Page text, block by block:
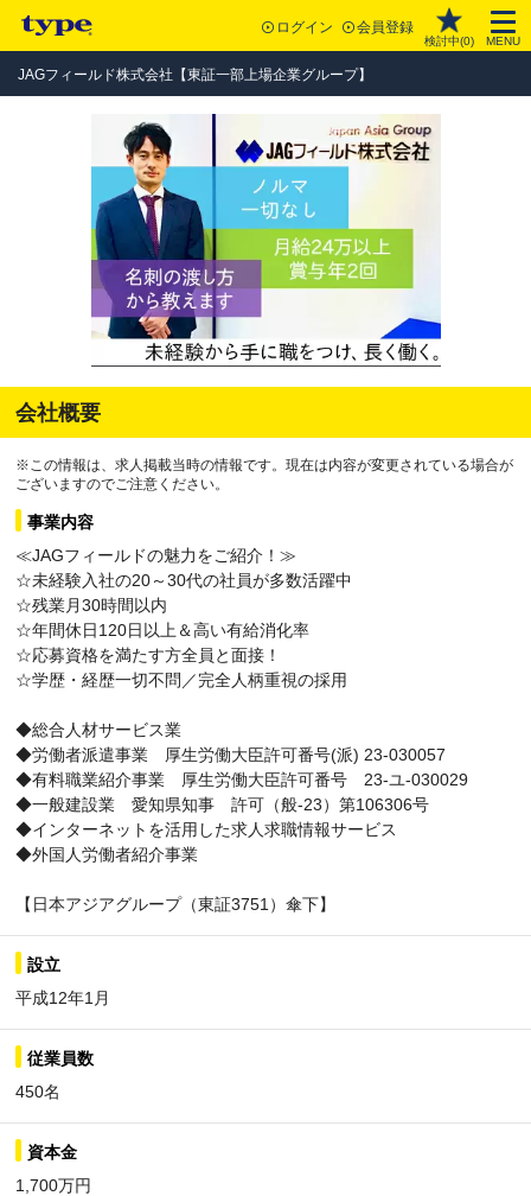
ログイン 会員登録
検討中(0) MENU
JAGフィールド株式会社【東証一部上場企業グループ】
会社概要
※この情報は、求人掲載当時の情報です。現在は内容が変更されている場合が
ございますのでご注意ください。
事業内容
≪JAGフィールドの魅力をご紹介！≫
☆未経験入社の20～30代の社員が多数活躍中
☆残業月30時間以内
☆年間休日120日以上＆高い有給消化率
☆応募資格を満たす方全員と面接！
☆学歴・経歴一切不問／完全人柄重視の採用
◆総合人材サービス業
◆労働者派遣事業 厚生労働大臣許可番号(派) 23-030057
◆有料職業紹介事業 厚生労働大臣許可番号 23-ユ-030029
◆一般建設業 愛知県知事 許可（般-23）第106306号
◆インターネットを活用した求人求職情報サービス
◆外国人労働者紹介事業
【日本アジアグループ（東証3751）傘下】
設立
平成12年1月
従業員数
450名
資本金
1,700万円